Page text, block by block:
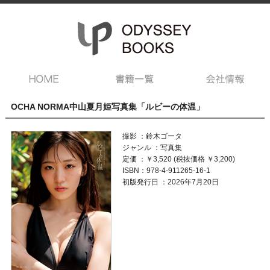
OCHA NORMA中山夏月姫写真集「ルビーの体温」
撮影 ：鈴木ゴータ
ジャンル ：写真集
定価 ：￥3,520 (税抜価格 ￥3,200)
ISBN：978-4-911265-16-1
初版発行日 ：2026年7月20日